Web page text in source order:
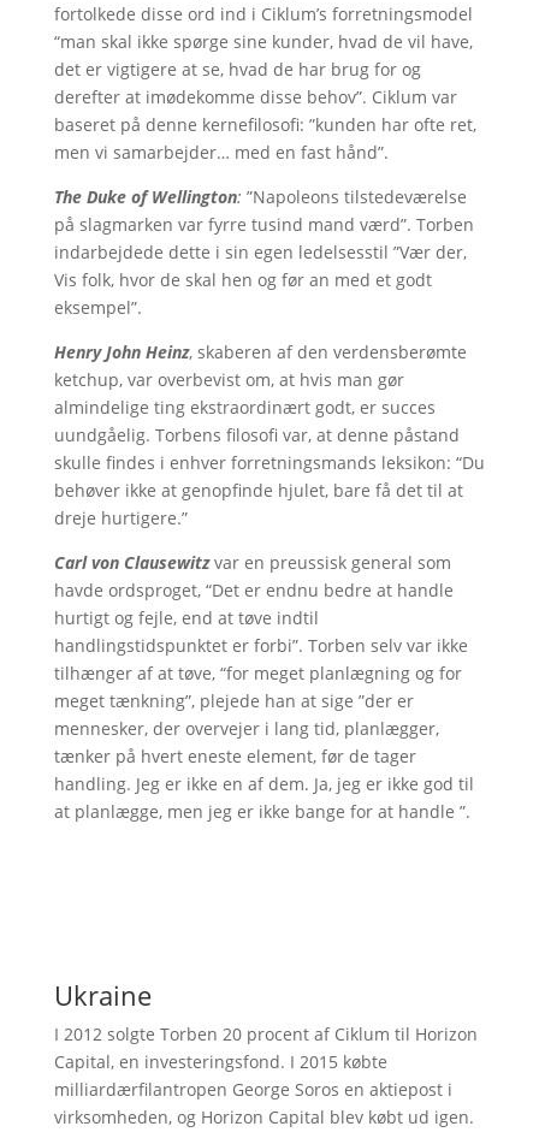
fortolkede disse ord ind i Ciklum’s forretningsmodel
“man skal ikke spørge sine kunder, hvad de vil have,
det er vigtigere at se, hvad de har brug for og
derefter at imødekomme disse behov”. Ciklum var
baseret på denne kernefilosofi: ”kunden har ofte ret,
men vi samarbejder… med en fast hånd”.
The Duke of Wellington: ”Napoleons tilstedeværelse
på slagmarken var fyrre tusind mand værd”. Torben
indarbejdede dette i sin egen ledelsesstil ”Vær der,
Vis folk, hvor de skal hen og før an med et godt
eksempel”.
Henry John Heinz, skaberen af den verdensberømte
ketchup, var overbevist om, at hvis man gør
almindelige ting ekstraordinært godt, er succes
uundgåelig. Torbens filosofi var, at denne påstand
skulle findes i enhver forretningsmands leksikon: “Du
behøver ikke at genopfinde hjulet, bare få det til at
dreje hurtigere.”
Carl von Clausewitzvar en preussisk general som
havde ordsproget, “Det er endnu bedre at handle
hurtigt og fejle, end at tøve indtil
handlingstidspunktet er forbi”. Torben selv var ikke
tilhænger af at tøve, “for meget planlægning og for
meget tænkning”, plejede han at sige ”der er
mennesker, der overvejer i lang tid, planlægger,
tænker på hvert eneste element, før de tager
handling. Jeg er ikke en af dem. Ja, jeg er ikke god til
at planlægge, men jeg er ikke bange for at handle ”.
Ukraine
I 2012 solgte Torben 20 procent af Ciklum til Horizon
Capital, en investeringsfond. I 2015 købte
milliardærfilantropen George Soros en aktiepost i
virksomheden, og Horizon Capital blev købt ud igen.